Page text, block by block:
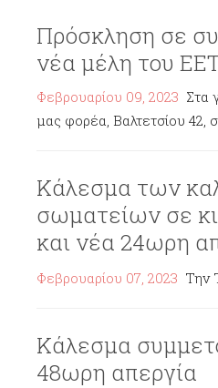
Πρόσκληση σε
νέα μέλη του
Φεβρουαρίου 09, 2023 Στα
μας φορέα, Βαλτετσίου 42,
Κάλεσμα των
σωματείων σε
και νέα 24ωρη
Φεβρουαρίου 07, 2023 Την
Κάλεσμα
48ωρη απεργία